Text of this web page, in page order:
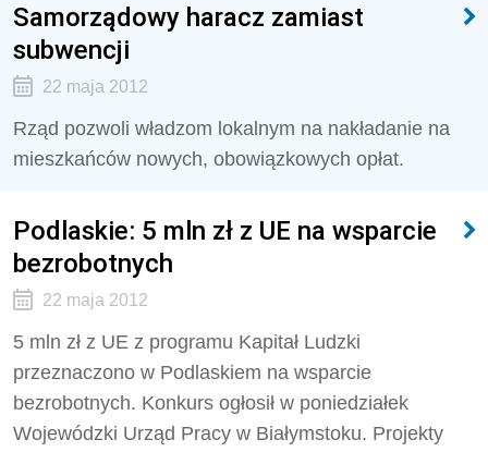
Samorządowy haracz zamiast
subwencji
22 maja 2012
Rząd pozwoli władzom lokalnym na nakładanie na
mieszkańców nowych, obowiązkowych opłat.
Podlaskie: 5 mln zł z UE na wsparcie
bezrobotnych
22 maja 2012
5 mln zł z UE z programu Kapitał Ludzki
przeznaczono w Podlaskiem na wsparcie
bezrobotnych. Konkurs ogłosił w poniedziałek
Wojewódzki Urząd Pracy w Białymstoku. Projekty